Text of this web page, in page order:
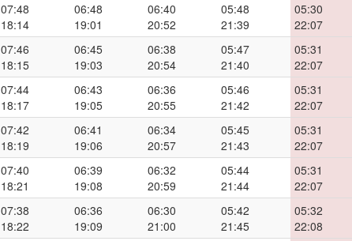
07:48
18:14
06:48
19:01
06:40
20:52
05:48
21:39
05:30
22:07
07:46
18:15
06:45
19:03
06:38
20:54
05:47
21:40
05:31
22:07
07:44
18:17
06:43
19:05
06:36
20:55
05:46
21:42
05:31
22:07
07:42
18:19
06:41
19:06
06:34
20:57
05:45
21:43
05:31
22:07
07:40
18:21
06:39
19:08
06:32
20:59
05:44
21:44
05:31
22:07
07:38
18:22
06:36
19:09
06:30
21:00
05:42
21:45
05:32
22:08